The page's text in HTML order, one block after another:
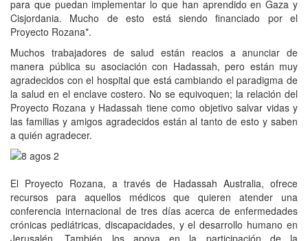
para que puedan implementar lo que han aprendido en Gaza y
Cisjordania. Mucho de esto está siendo financiado por el
Proyecto Rozana*.
Muchos trabajadores de salud están reacios a anunciar de
manera pública su asociación con Hadassah, pero están muy
agradecidos con el hospital que está cambiando el paradigma de
la salud en el enclave costero. No se equivoquen; la relación del
Proyecto Rozana y Hadassah tiene como objetivo salvar vidas y
las familias y amigos agradecidos están al tanto de esto y saben
a quién agradecer.
El Proyecto Rozana, a través de Hadassah Australia, ofrece
recursos para aquellos médicos que quieren atender una
conferencia internacional de tres días acerca de enfermedades
crónicas pediátricas, discapacidades, y el desarrollo humano en
Jerusalén. También los apoya en la participación de la